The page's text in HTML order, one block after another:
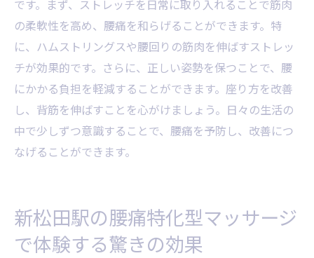
です。まず、ストレッチを日常に取り入れることで筋肉
の柔軟性を高め、腰痛を和らげることができます。特
に、ハムストリングスや腰回りの筋肉を伸ばすストレッ
チが効果的です。さらに、正しい姿勢を保つことで、腰
にかかる負担を軽減することができます。座り方を改善
し、背筋を伸ばすことを心がけましょう。日々の生活の
中で少しずつ意識することで、腰痛を予防し、改善につ
なげることができます。
新松田駅の腰痛特化型マッサージ
で体験する驚きの効果